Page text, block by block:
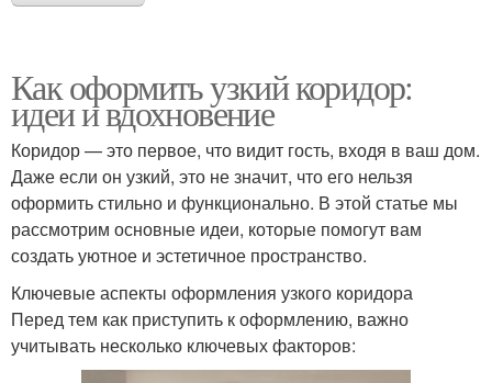
Как оформить узкий коридор:
идеи и вдохновение
Коридор — это первое, что видит гость, входя в ваш дом.
Даже если он узкий, это не значит, что его нельзя
оформить стильно и функционально. В этой статье мы
рассмотрим основные идеи, которые помогут вам
создать уютное и эстетичное пространство.
Ключевые аспекты оформления узкого коридора
Перед тем как приступить к оформлению, важно
учитывать несколько ключевых факторов: